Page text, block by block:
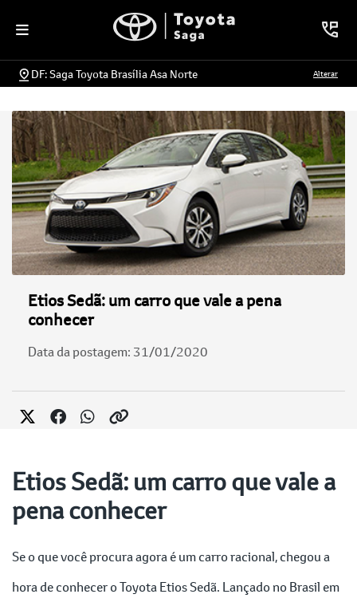
DF: Saga Toyota Brasília Asa Norte Alterar
Etios Sedã: um carro que vale a pena
conhecer
Data da postagem: 31/01/2020
Etios Sedã: um carro que vale a
pena conhecer
Se o que você procura agora é um carro racional, chegou a
hora de conhecer o Toyota Etios Sedã. Lançado no Brasil em